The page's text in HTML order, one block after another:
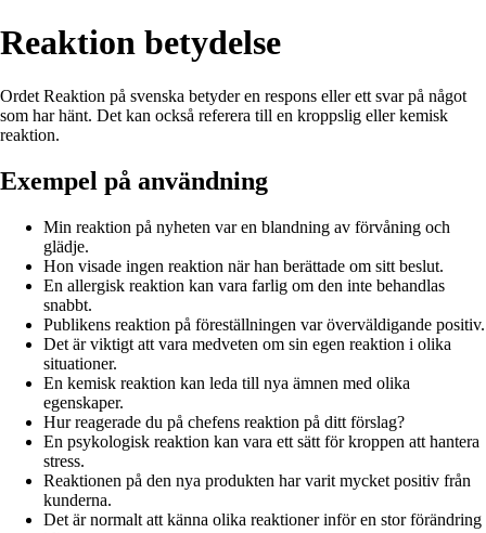
Reaktion betydelse
Ordet Reaktion på svenska betyder en respons eller ett svar på något
som har hänt. Det kan också referera till en kroppslig eller kemisk
reaktion.
Exempel på användning
Min reaktion på nyheten var en blandning av förvåning och
glädje.
Hon visade ingen reaktion när han berättade om sitt beslut.
En allergisk reaktion kan vara farlig om den inte behandlas
snabbt.
Publikens reaktion på föreställningen var överväldigande positiv.
Det är viktigt att vara medveten om sin egen reaktion i olika
situationer.
En kemisk reaktion kan leda till nya ämnen med olika
egenskaper.
Hur reagerade du på chefens reaktion på ditt förslag?
En psykologisk reaktion kan vara ett sätt för kroppen att hantera
stress.
Reaktionen på den nya produkten har varit mycket positiv från
kunderna.
Det är normalt att känna olika reaktioner inför en stor förändring